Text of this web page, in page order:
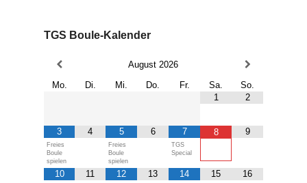
TGS Boule-Kalender
August 2026
Mo.
Di. Mi. Do. Fr. Sa.
So.
1
2
3
Freies
Boule
spielen
4 5
Freies
Boule
spielen
6 7
TGS
Special
8 9
10 11 12 13 14 15 16